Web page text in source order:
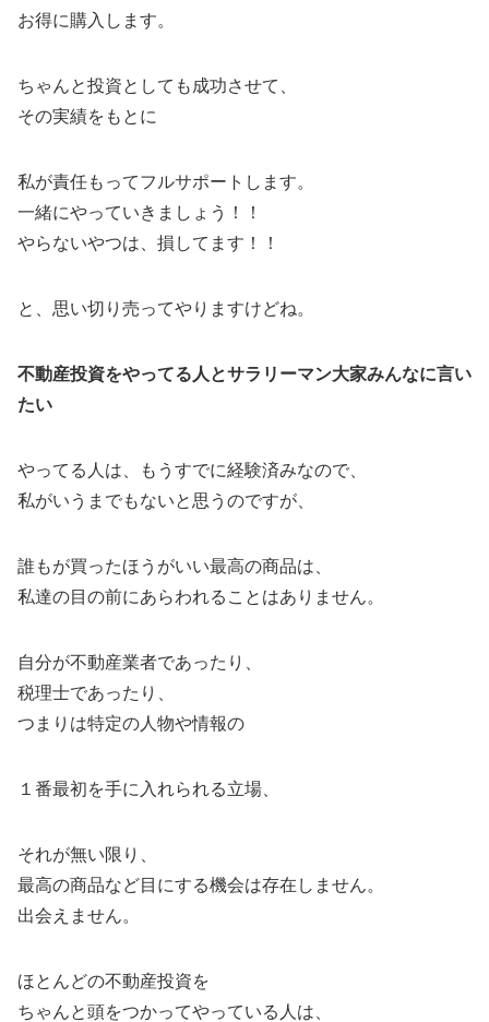
お得に購入します。
ちゃんと投資としても成功させて、
その実績をもとに
私が責任もってフルサポートします。
一緒にやっていきましょう！！
やらないやつは、損してます！！
と、思い切り売ってやりますけどね。
不動産投資をやってる人とサラリーマン大家みんなに言い
たい
やってる人は、もうすでに経験済みなので、
私がいうまでもないと思うのですが、
誰もが買ったほうがいい最高の商品は、
私達の目の前にあらわれることはありません。
自分が不動産業者であったり、
税理士であったり、
つまりは特定の人物や情報の
１番最初を手に入れられる立場、
それが無い限り、
最高の商品など目にする機会は存在しません。
出会えません。
ほとんどの不動産投資を
ちゃんと頭をつかってやっている人は、